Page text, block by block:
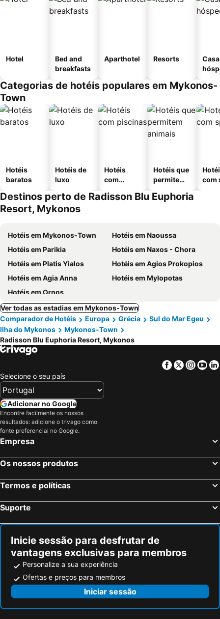
Hotel
Bed and
breakfasts
Aparthotel Resorts
Categorias de hotéis populares em Mykonos-
Town
Hotéis
baratos
Hotéis de
luxo
Hotéis
com
Hotéis que
permitem
com
Destinos perto de Radisson Blu Euphoria
Resort, Mykonos
Hotéis em Mykonos-Town
Hotéis em Naoussa
Hotéis em Parikia
Hotéis em Naxos - Chora
Hotéis em Platis Yialos
Hotéis em Agios Prokopios
Hotéis em Agia Anna
Hotéis em Mylopotas
Hotéis em Ornos
Ver todas as estadias em Mykonos-Town
Comparador de Hotéis
Europa Grécia
Sul do Mar Egeu
Ilha do Mykonos
Mykonos-Town
Radisson Blu Euphoria Resort, Mykonos
Facebook
Twitter
Selecione o seu país
Adicionar no Google
Encontre facilmente os nossos
resultados: adicione o trivago como
fonte preferencial no Google.
Empresa
Os nossos produtos
Termos e políticas
Suporte
Inicie sessão para desfrutar de
vantagens exclusivas para membros
Personalize a sua experiência
Ofertas e preços para membros
Iniciar sessão